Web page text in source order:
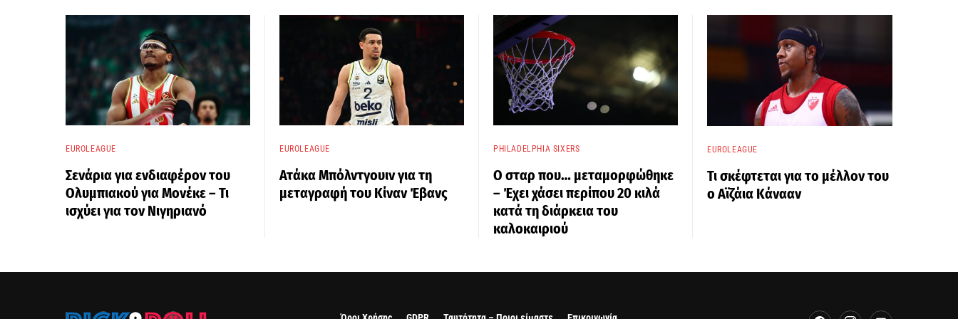
EUROLEAGUE
Σενάρια για ενδιαφέρον του
Ολυμπιακού για Μονέκε – Τι
ισχύει για τον Νιγηριανό
EUROLEAGUE
Ατάκα Μπόλντγουιν για τη
μεταγραφή του Κίναν Έβανς
PHILADELPHIA SIXERS
Ο σταρ που… μεταμορφώθηκε
– Έχει χάσει περίπου 20 κιλά
κατά τη διάρκεια του
καλοκαιριού
EUROLEAGUE
Τι σκέφτεται για το μέλλον του
ο Αϊζάια Κάνααν